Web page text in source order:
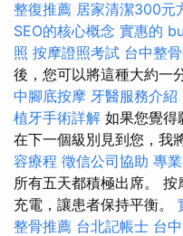
整復推薦 居家清潔300元
SEO的核心概念 實惠的
照 按摩證照考試 台中整
後，您可以將這種大約一
中腳底按摩 牙醫服務介紹
植牙手術詳解 如果您覺得
在下一個級別見到您，我
容療程 徵信公司協助 專
所有五天都積極出席。
充電，讓患者保持平衡。
整骨推薦 台北記帳士 台